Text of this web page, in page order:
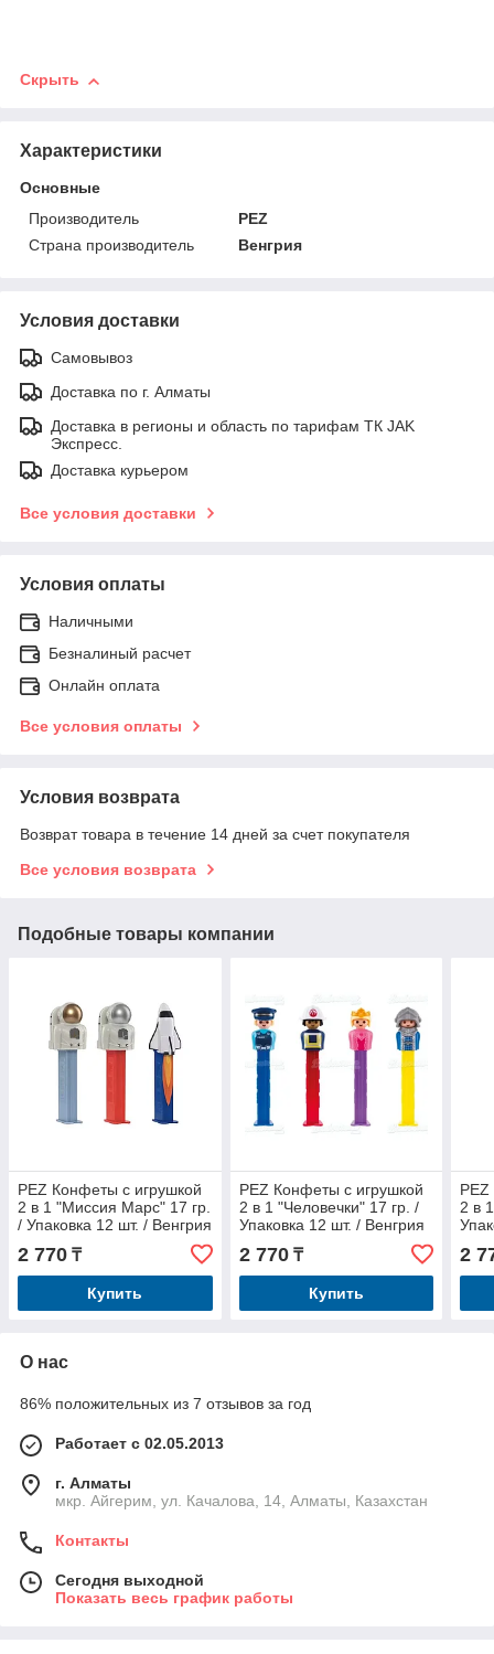
Скрыть
Характеристики
Основные
Производитель
PEZ
Страна производитель
Венгрия
Условия доставки
Самовывоз
Доставка по г. Алматы
Доставка в регионы и область по тарифам ТК JAK
Экспресс.
Доставка курьером
Все условия доставки
Условия оплаты
Наличными
Безналиный расчет
Онлайн оплата
Все условия оплаты
Условия возврата
Возврат товара в течение 14 дней за счет покупателя
Все условия возврата
Подобные товары компании
PEZ Конфеты с игрушкой
2 в 1 "Миссия Марс" 17 гр.
/ Упаковка 12 шт. / Венгрия
2 770 ₸
Купить
PEZ Конфеты с игрушкой
2 в 1 "Человечки" 17 гр. /
Упаковка 12 шт. / Венгрия
2 770₸
Купить
2 в
2
О нас
86% положительных из 7 отзывов за год
Работает с 02.05.2013
г. Алматы
мкр. Айгерим, ул. Качалова, 14, Алматы, Казахстан
Контакты
Сегодня выходной
Показать весь график работы